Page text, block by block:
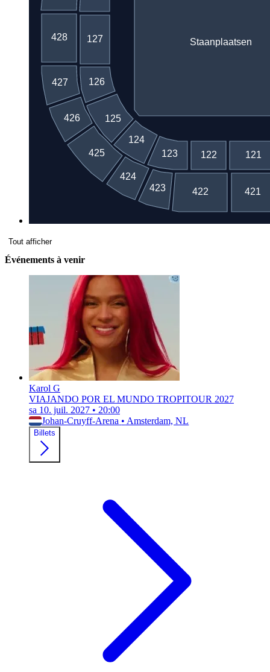
Tout afficher
Événements à venir
Karol G
VIAJANDO POR EL MUNDO TROPITOUR 2027
sa 10. juil. 2027 • 20:00
Johan-Cruyff-Arena • Amsterdam, NL
Billets